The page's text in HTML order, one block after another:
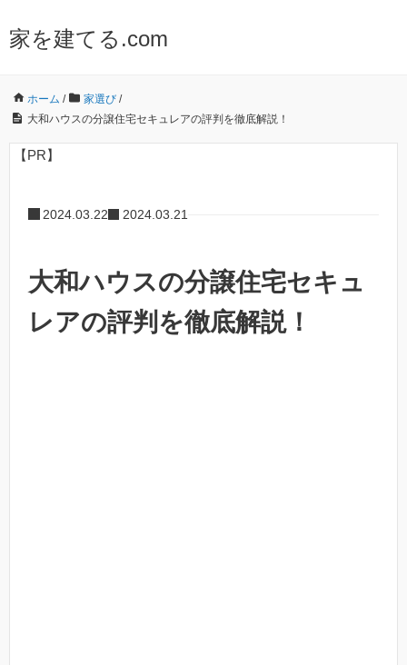
家を建てる.com
ホーム / 家選び /
大和ハウスの分譲住宅セキュレアの評判を徹底解説！
【PR】
2024.03.22 2024.03.21
大和ハウスの分譲住宅セキュ
レアの評判を徹底解説！